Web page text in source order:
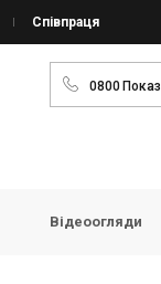
Співпраця
0800
Відеоогляди